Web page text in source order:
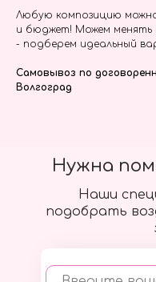
Любую композицию
и бюджет! Можем менять
- подберем идеальный
Самовывоз по
Волгоград
Наши
подобрать
Нужна